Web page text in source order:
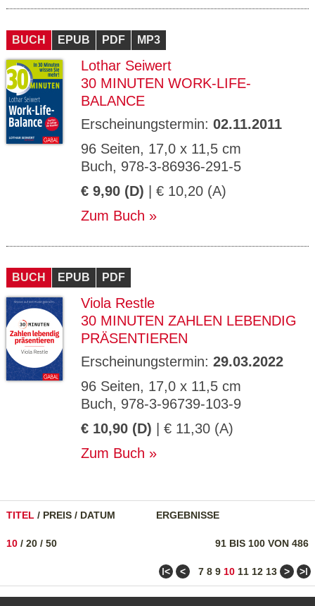
BUCH EPUB PDF MP3
Lothar Seiwert
30 MINUTEN WORK-LIFE-
BALANCE
Erscheinungstermin: 02.11.2011
96 Seiten, 17,0 x 11,5 cm
Buch, 978-3-86936-291-5
€ 9,90 (D) | € 10,20 (A)
Zum Buch
BUCH EPUB PDF
Viola Restle
30 MINUTEN ZAHLEN LEBENDIG
PRÄSENTIEREN
Erscheinungstermin: 29.03.2022
96 Seiten, 17,0 x 11,5 cm
Buch, 978-3-96739-103-9
€ 10,90 (D) | € 11,30 (A)
Zum Buch
TITEL / PREIS / DATUM ERGEBNISSE
91 BIS 100 VON 486
10 / 20 / 50
ǀ< < 7 8 9 10 11 12 13 > >ǀ